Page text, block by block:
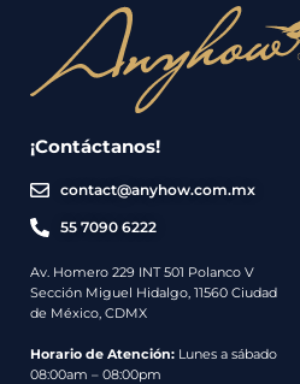
¡Contáctanos!
contact@anyhow.com.mx
55 7090 6222
Av. Homero 229 INT 501 Polanco V
Sección Miguel Hidalgo, 11560 Ciudad
de México, CDMX
Horario de Atención: Lunes a sábado
08:00am – 08:00pm
Nosotros
Servicios
Envíos
Métodos
de
Catálogo
Regalos
Contacto